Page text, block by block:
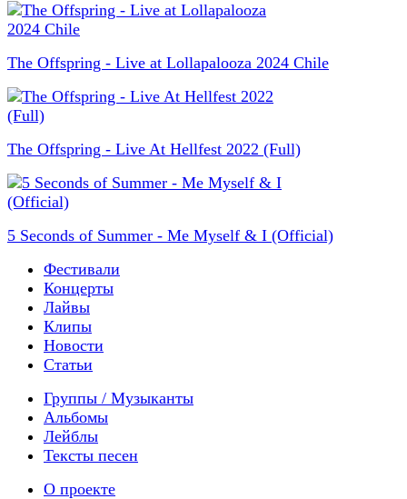
The Offspring - Live at Lollapalooza 2024 Chile
The Offspring - Live At Hellfest 2022 (Full)
5 Seconds of Summer - Me Myself & I (Official)
Фестивали
Концерты
Лайвы
Клипы
Новости
Статьи
Группы / Музыканты
Альбомы
Лейблы
Тексты песен
О проекте